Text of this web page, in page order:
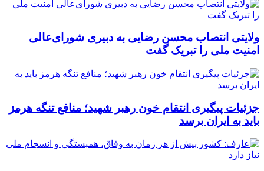
ولایتی انتصاب محسن رضایی به دبیری شورای‌عالی
امنیت ملی را تبریک گفت
جزئیات پیگیری انتقام خون رهبر شهید؛ منافع تنگه هرمز
باید به ایران برسد